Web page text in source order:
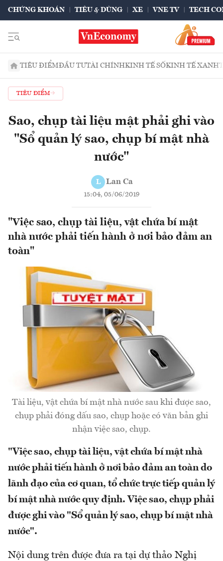
CHỨNG KHOÁN TIÊU & DÙNG XE VNE TV TECH
TIÊU ĐIỂMĐẦU TƯTÀI CHÍNHKINH TẾ SỐKINH TẾ XANH
TIÊU ĐIỂM
Sao, chụp tài liệu mật phải ghi vào
"Sổ quản lý sao, chụp bí mật nhà
nước"
L Lan Ca
15:04, 05/06/2019
"Việc sao, chụp tài liệu, vật chứa bí mật
nhà nước phải tiến hành ở nơi bảo đảm an
toàn"
Tài liệu, vật chứa bí mật nhà nước sau khi được sao,
chụp phải đóng dấu sao, chụp hoặc có văn bản ghi
nhận việc sao, chụp.
"Việc sao, chụp tài liệu, vật chứa bí mật nhà
nước phải tiến hành ở nơi bảo đảm an toàn do
lãnh đạo của cơ quan, tổ chức trực tiếp quản lý
bí mật nhà nước quy định. Việc sao, chụp phải
được ghi vào "Sổ quản lý sao, chụp bí mật nhà
nước".
Nội dung trên được đưa ra tại dự thảo Nghị